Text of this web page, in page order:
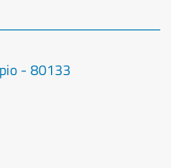
- 80133